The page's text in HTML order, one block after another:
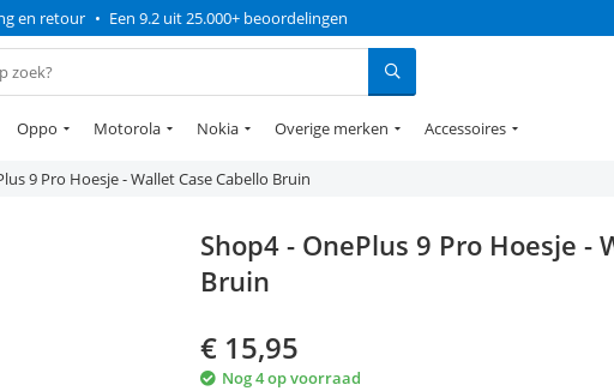
en retour • Een 9.2 uit 25.000+ beoordelingen
Oppo Motorola Nokia Overige merken Accessoires
9 Pro Hoesje - Wallet Case Cabello Bruin
Shop4 - OnePlus 9 Pro Hoesje -
Bruin
€ 15,95
Nog 4 op voorraad